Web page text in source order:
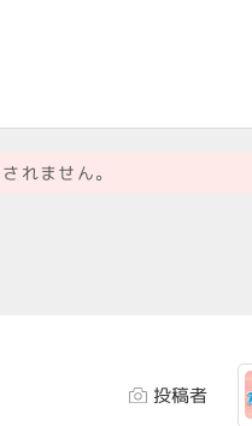
れません。
投稿者